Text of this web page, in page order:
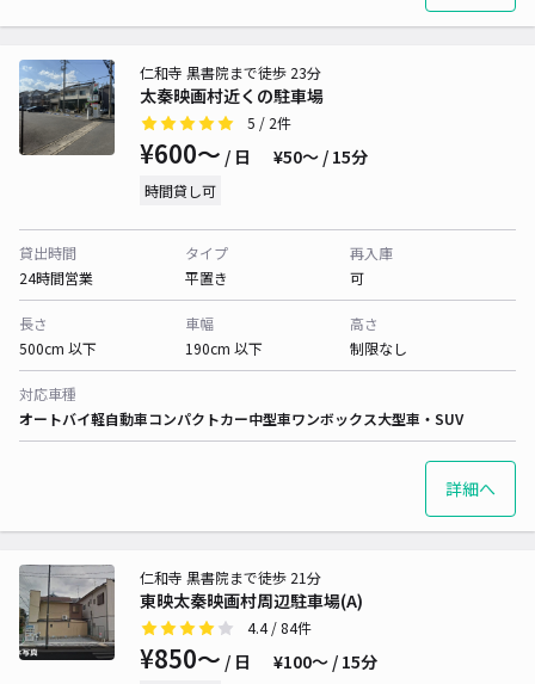
太秦映画村近くの駐車場
仁和寺 黒書院まで徒歩 23分
5 / 2件
¥600〜 / 日 ¥50〜 / 15分
時間貸し可
貸出時間
24時間営業
タイプ
平置き
再入庫
可
長さ
500cm 以下
車幅
190cm 以下
高さ
制限なし
対応車種
オートバイ軽自動車コンパクトカー中型車ワンボックス大型車・SUV
詳細へ
東映太秦映画村周辺駐車場(A)
仁和寺 黒書院まで徒歩 21分
4.4/ 84件
¥850〜 / 日 ¥100〜 / 15分